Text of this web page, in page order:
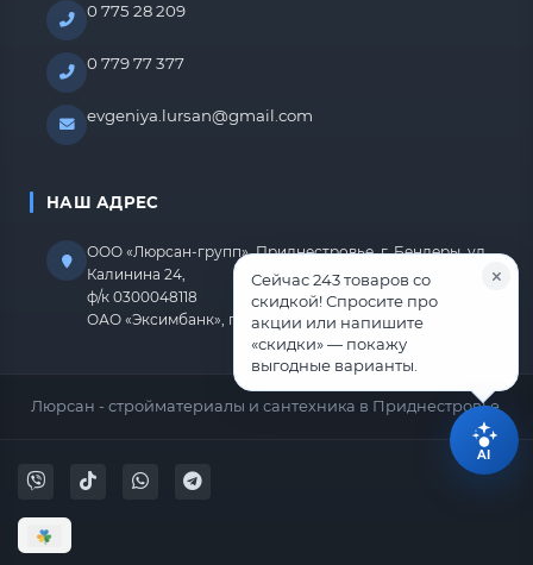
0 775 28 209
0 779 77 377
evgeniya.lursan@gmail.com
НАШ АДРЕС
ООО «Люрсан-групп», Приднестровье, г. Бендеры, ул.
Калинина 24,
ф/к 0300048118
ОАО «Эксимбанк», г.Бендеры, р/с 2212670000000818
Люрсан - стройматериалы и сантехника в Приднестровье.
Сейчас 243 товаров со
скидкой! Спросите про
акции или напишите
«скидки» — покажу
выгодные варианты.
AI